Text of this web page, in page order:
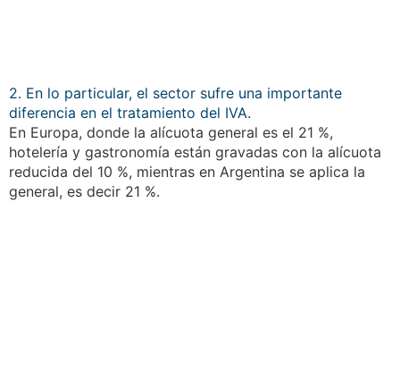
2. En lo particular, el sector sufre una importante
diferencia en el tratamiento del IVA.
En Europa, donde la alícuota general es el 21 %,
hotelería y gastronomía están gravadas con la alícuota
reducida del 10 %, mientras en Argentina se aplica la
general, es decir 21 %.